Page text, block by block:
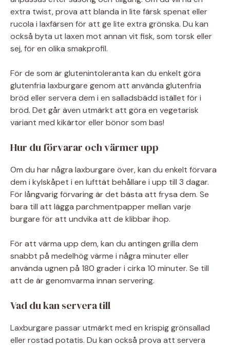
extra twist, prova att blanda in lite färsk spenat eller
rucola i laxfärsen för att ge lite extra grönska. Du kan
också byta ut laxen mot annan vit fisk, som torsk eller
sej, för en olika smakprofil.
För de som är glutenintoleranta kan du enkelt göra
glutenfria laxburgare genom att använda glutenfria
bröd eller servera dem i en salladsbädd istället för i
bröd. Det går även utmärkt att göra en vegetarisk
variant med kikärtor eller bönor som bas!
Hur du förvarar och värmer upp
Om du har några laxburgare över, kan du enkelt förvara
dem i kylskåpet i en lufttät behållare i upp till 3 dagar.
För långvarig förvaring är det bästa att frysa dem. Se
bara till att lägga parchmentpapper mellan varje
burgare för att undvika att de klibbar ihop.
För att värma upp dem, kan du antingen grilla dem
snabbt på medelhög värme i några minuter eller
använda ugnen på 180 grader i cirka 10 minuter. Se till
att de är genomvarma innan servering.
Vad du kan servera till
Laxburgare passar utmärkt med en krispig grönsallad
eller rostad potatis. Du kan också prova att servera